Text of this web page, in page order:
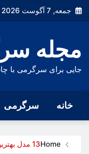
Skip
to
جمعه, 7 آگوست 2026
مجله
جایی برای سرگرمی با
خانه سرگرمی
Home13 مدل بهترین سفره هفت سین زیبا